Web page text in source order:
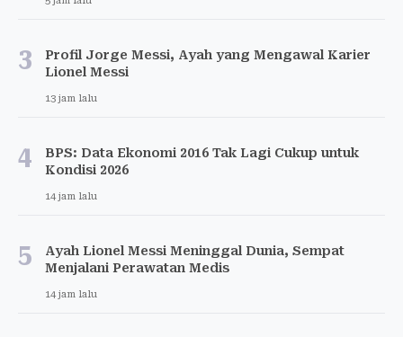
3
Profil Jorge Messi, Ayah yang Mengawal Karier
Lionel Messi
13 jam lalu
4
BPS: Data Ekonomi 2016 Tak Lagi Cukup untuk
Kondisi 2026
14 jam lalu
5
Ayah Lionel Messi Meninggal Dunia, Sempat
Menjalani Perawatan Medis
14 jam lalu